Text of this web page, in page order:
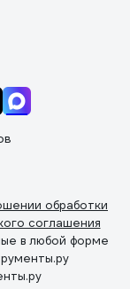
обработки
соглашения
в любой форме